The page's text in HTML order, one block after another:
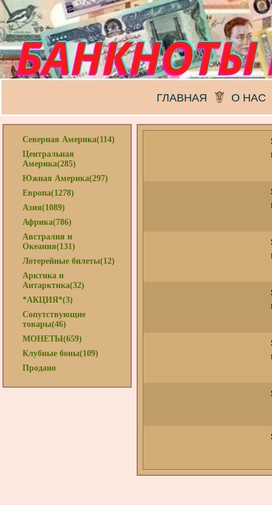
ГЛАВНАЯ О НАС
Северная Америка(114)
Центральная
Америка(285)
Южная Америка(297)
Европа(1278)
Азия(1089)
Африка(786)
Австралия и
Океания(131)
Лотерейные билеты(12)
Арктика и
Антарктика(32)
*АКЦИЯ*(3)
Сопутствующие
товары(46)
МОНЕТЫ(659)
Клубные боны(109)
Продано